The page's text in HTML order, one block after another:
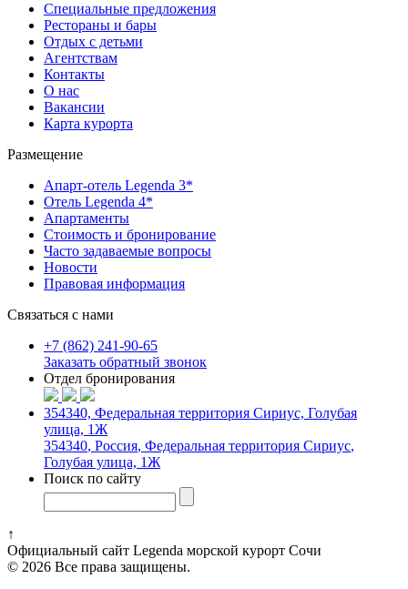
Специальные предложения
Рестораны и бары
Отдых с детьми
Агентствам
Контакты
О нас
Вакансии
Карта курорта
Размещение
Апарт-отель Legenda 3*
Отель Legenda 4*
Апартаменты
Стоимость и бронирование
Часто задаваемые вопросы
Новости
Правовая информация
Связаться с нами
+7 (862) 241-90-65
Заказать обратный звонок
Отдел бронирования
354340, Федеральная территория Сириус, Голубая
улица, 1Ж
354340, Россия, Федеральная территория Сириус,
Голубая улица, 1Ж
Поиск по сайту
↑
Официальный сайт Legenda морской курорт Сочи
© 2026 Все права защищены.